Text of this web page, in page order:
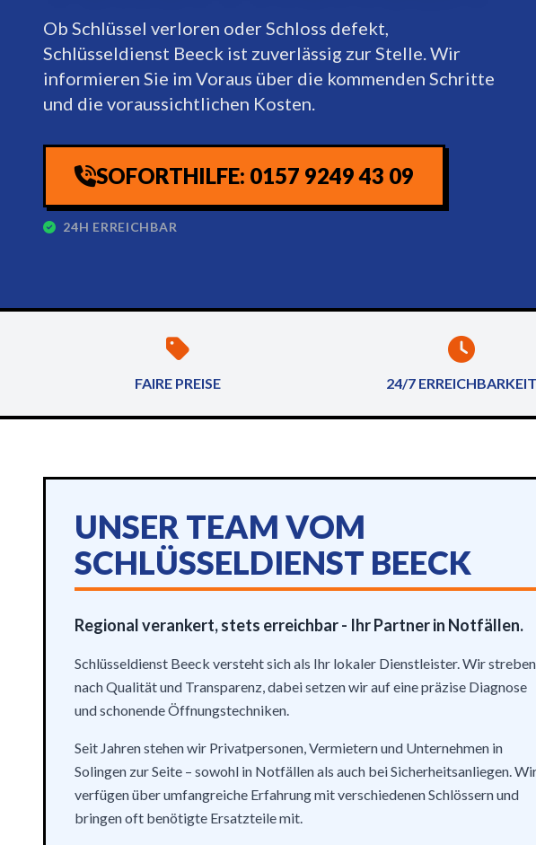
Ob Schlüssel verloren oder Schloss defekt,
Schlüsseldienst Beeck ist zuverlässig zur Stelle. Wir
informieren Sie im Voraus über die kommenden Schritte
und die voraussichtlichen Kosten.
SOFORTHILFE: 0157 9249 43 09
24H ERREICHBAR
FAIRE PREISE 24/7 ERREICHBARKEIT
UNSER TEAM VOM
SCHLÜSSELDIENST BEECK
Regional verankert, stets erreichbar - Ihr Partner in Notfällen.
Schlüsseldienst Beeck versteht sich als Ihr lokaler Dienstleister. Wir streben
nach Qualität und Transparenz, dabei setzen wir auf eine präzise Diagnose
und schonende Öffnungstechniken.
Seit Jahren stehen wir Privatpersonen, Vermietern und Unternehmen in
Solingen zur Seite – sowohl in Notfällen als auch bei Sicherheitsanliegen.
verfügen über umfangreiche Erfahrung mit verschiedenen Schlössern und
bringen oft benötigte Ersatzteile mit.